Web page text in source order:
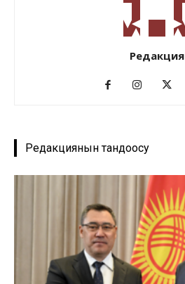
Редакция
Редакциянын тандоосу